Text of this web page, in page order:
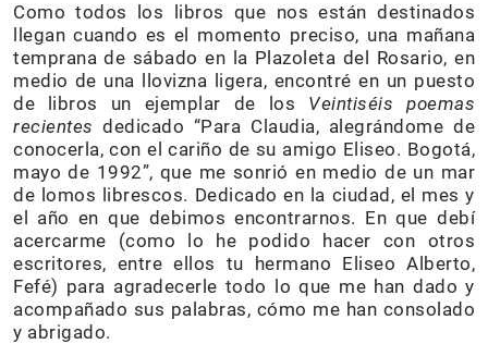
Como todos los libros que nos están destinados
llegan cuando es el momento preciso, una mañana
temprana de sábado en la Plazoleta del Rosario, en
medio de una llovizna ligera, encontré en un puesto
de libros un ejemplar de los Veintiséis poemas
recientes dedicado “Para Claudia, alegrándome de
conocerla, con el cariño de su amigo Eliseo. Bogotá,
mayo de 1992”, que me sonrió en medio de un mar
de lomos librescos. Dedicado en la ciudad, el mes y
el año en que debimos encontrarnos. En que debí
acercarme (como lo he podido hacer con otros
escritores, entre ellos tu hermano Eliseo Alberto,
Fefé) para agradecerle todo lo que me han dado y
acompañado sus palabras, cómo me han consolado
y abrigado.